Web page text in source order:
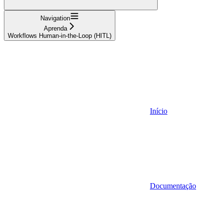
Navigation
Aprenda
Workflows Human-in-the-Loop (HITL)
Início
Documentação